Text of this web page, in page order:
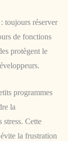
toujours réserver
de fonctions
protègent le
programmes
la
stress. Cette
la frustration